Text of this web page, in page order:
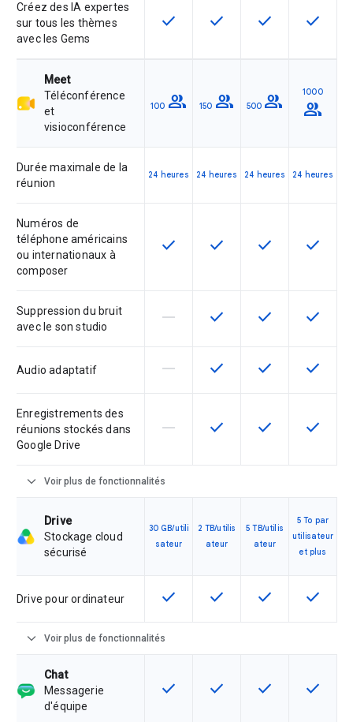
Créez des IA expertes
sur tous les thèmes
avec les Gems
Cette fonctionnalité est disponible
check Cette fonctionnalité est
check Cette
check Cette
check
Meet
Téléconférence
et
visioconférence
100 group 150 group 500 group 1000
group
Durée maximale de la
réunion
24 heures 24 heures 24 heures 24 heures
Numéros de
téléphone américains
ou internationaux à
composer
Cette fonctionnalité est disponible
check Cette fonctionnalité est
check Cette
check Cette
check
Suppression du bruit
avec le son studio
Cette fonctionnalité n'est pas
horizontal_rule Cette fonctionnalité est
check Cette
check Cette
check
Audio adaptatif Cette fonctionnalité n'est pas
horizontal_rule Cette fonctionnalité est
check Cette
check Cette
check
Enregistrements des
réunions stockés dans
Google Drive
Cette fonctionnalité n'est pas
horizontal_rule Cette fonctionnalité est
check Cette
check Cette
check
expand_more Voir plus de fonctionnalités
Drive
Stockage cloud
sécurisé
30 GB/utili
sateur
2 TB/utilis
ateur
5 TB/utilis
ateur
5 To par
utilisateur
et plus
Drive pour ordinateur Cette fonctionnalité est disponible
check Cette fonctionnalité est
check Cette
check Cette
check
expand_more Voir plus de fonctionnalités
Chat
Messagerie
d'équipe
Cette fonctionnalité est disponible
check Cette fonctionnalité est
check Cette
check Cette
check